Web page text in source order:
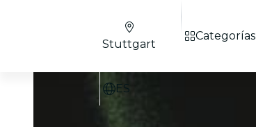
Stuttgart
ES
Categorías